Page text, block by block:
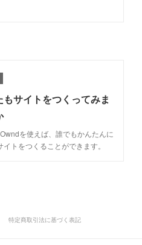
もサイトをつくってみま
を使えば、誰でもかんたんに
イトをつくることができます。
特定商取引法に基づく表記